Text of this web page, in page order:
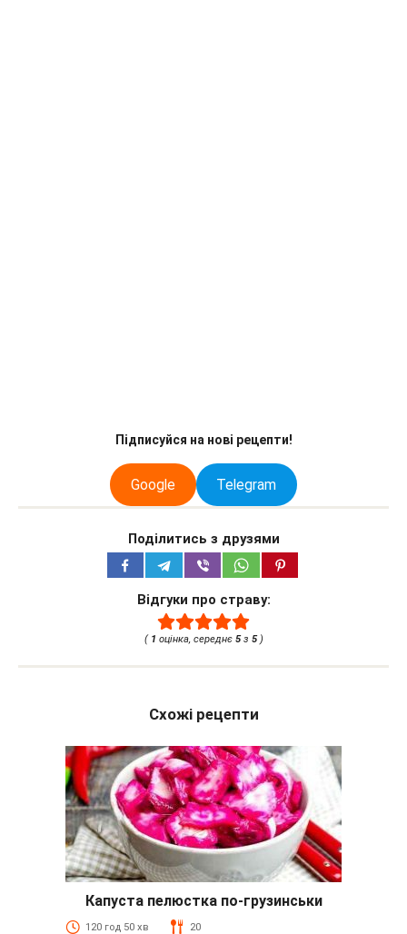
Підписуйся на нові рецепти!
Google Telegram
Поділитись з друзями
Відгуки про страву:
( 1 оцінка, середнє 5з 5)
Схожі рецепти
Капуста пелюстка по-грузинськи
120 год 50 хв 20